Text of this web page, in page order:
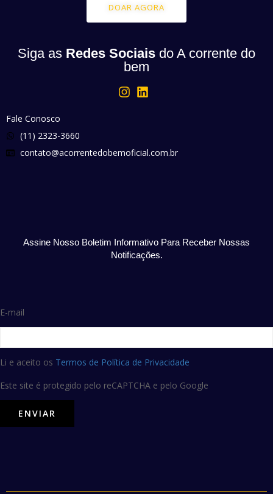
DOAR AGORA
Siga as Redes Sociais do A corrente do
bem
Fale Conosco
(11) 2323-3660
contato@acorrentedobemoficial.com.br
Assine Nosso Boletim Informativo Para Receber Nossas
Notificações.
E-mail
Li e aceito os Termos de Política de Privacidade
Este site é protegido pelo reCAPTCHA e pelo Google